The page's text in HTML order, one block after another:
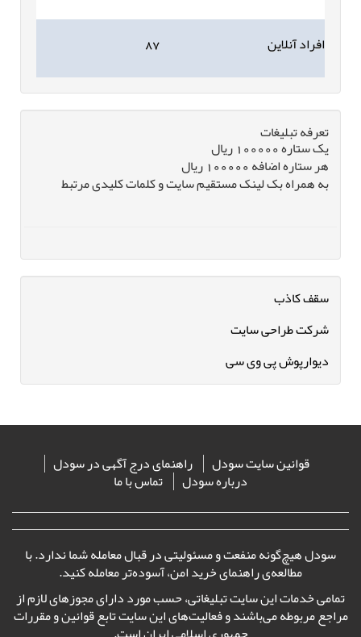
افراد آنلاین ۸۷
تعرفه تبلیغات
یک ستاره 100000 ریال
هر ستاره اضافه 100000 ریال
به همراه بک لینک مستقیم سایت و کلمات کلیدی مرتبط
سقف کاذب
شرکت طراحی سایت
دیوارپوش پی وی سی
قوانین سایت سودل راهنمای درج آگهی در سودل
درباره سودل تماس با ما
سودل هیچ‌گونه منفعت و مسئولیتی در قبال معامله شما ندارد. با
مطالعه‌یراهنمای خرید امن، آسوده‌تر معامله کنید.
تمامی خدمات این سایت تبلیغاتی، حسب مورد دارای مجوزهای لازم از
مراجع مربوطه می‌باشند و فعالیت‌های این سایت تابع قوانین و مقررات